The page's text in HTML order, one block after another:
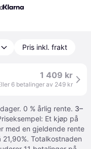
Pris inkl. frakt
1 409 kr
6 betalinger av 249 kr
0 % årlig rente. 3–
Et kjøp på
med en gjeldende rente
Totalkostnaden